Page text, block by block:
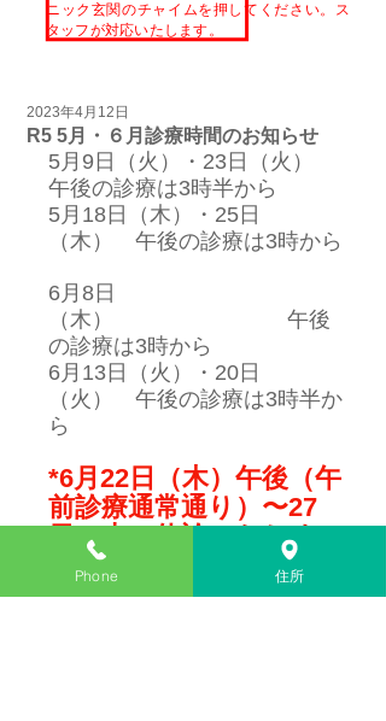
ニック玄関のチャイムを押してください。ス
タッフが対応いたします。
R5 5月・６月診療時間のお知らせ
2023年4月12日
5月9日（火）・23日（火）
午後の診療は3時半から
5月18日（木）・25日
（木）　午後の診療は3時から
6月8日
（木）　　　　　　　　午後
の診療は3時から
6月13日（火）・20日
（火）　午後の診療は3時半か
ら
*6月22日（木）午後（午
前診療通常通り）〜27
日（火）休診いたしま
す。
Phone 住所